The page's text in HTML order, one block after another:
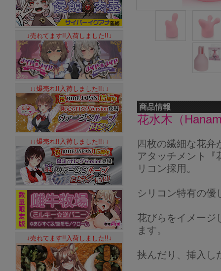
商品情報
花水木（
四枚の繊細な花
アタッチメント『
リコン採用。
シリコン特有の優
花びらをイメージ
ます。
挟んだり、挿入し
↓売れてます!!入荷しました!!↓
↓↓爆売れ!!入荷しました!!↓↓
↓↓爆売れ!!入荷しました!!↓↓
↓売れてます!!入荷しました!!↓